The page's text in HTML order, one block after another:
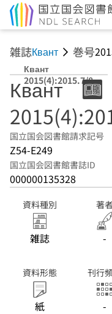
雑誌Квант 巻号
Квант
2015(4):2015.7/8
Квант
国立国会図書館請求記号
Z54-E249
国立国会図書館書誌ID
000000135328
資料種別
雑誌
著
-
資料形態
紙
刊行
-